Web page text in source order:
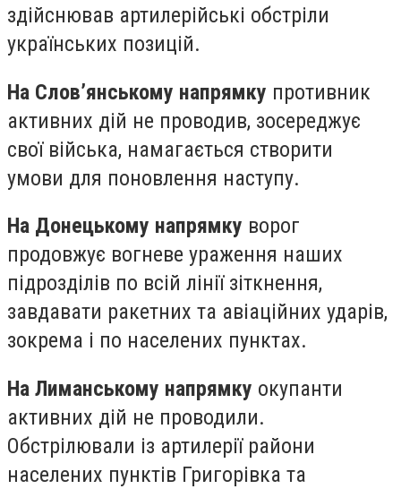
здійснював артилерійські обстріли
українських позицій.
На Слов’янському напрямку противник
активних дій не проводив, зосереджує
свої війська, намагається створити
умови для поновлення наступу.
На Донецькому напрямку ворог
продовжує вогневе ураження наших
підрозділів по всій лінії зіткнення,
завдавати ракетних та авіаційних ударів,
зокрема і по населених пунктах.
На Лиманському напрямку окупанти
активних дій не проводили.
Обстрілювали із артилерії райони
населених пунктів Григорівка та